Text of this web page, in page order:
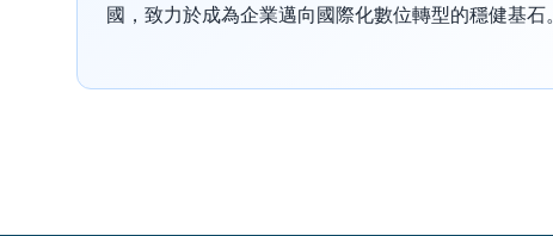
國，致力於成為企業邁向國際化數位轉型的穩健基石。